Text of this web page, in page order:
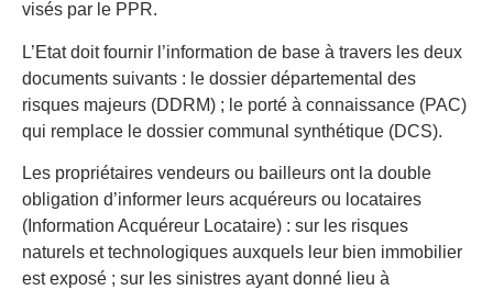
visés par le PPR.
L’Etat doit fournir l’information de base à travers les deux
documents suivants : le dossier départemental des
risques majeurs (DDRM) ; le porté à connaissance (PAC)
qui remplace le dossier communal synthétique (DCS).
Les propriétaires vendeurs ou bailleurs ont la double
obligation d’informer leurs acquéreurs ou locataires
(Information Acquéreur Locataire) : sur les risques
naturels et technologiques auxquels leur bien immobilier
est exposé ; sur les sinistres ayant donné lieu à